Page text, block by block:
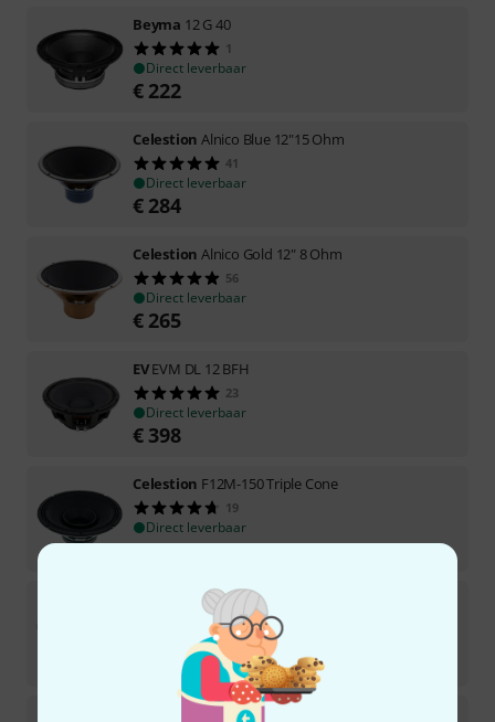
Beyma 12 G 40
1
Direct leverbaar
€ 222
Celestion Alnico Blue 12"15 Ohm
41
Direct leverbaar
€ 284
Celestion Alnico Gold 12" 8 Ohm
56
Direct leverbaar
€ 265
EVEVM DL 12 BFH
23
Direct leverbaar
€ 398
Celestion F12M-150 Triple Cone
19
Direct leverbaar
€119
EVS 12 SB
13
Direct leverbaar
Jet Series Tornado 12" 8Ohm